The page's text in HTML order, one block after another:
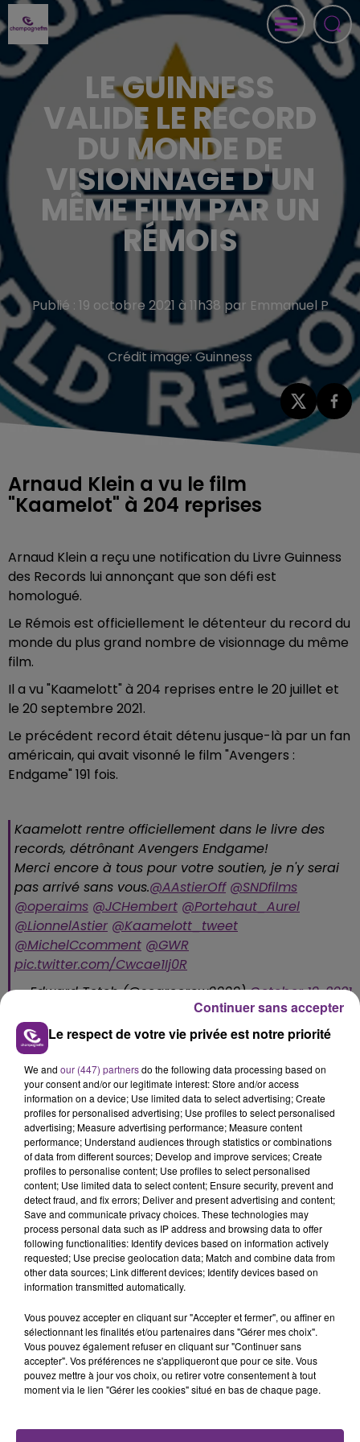
LE GUINNESS
VALIDE LE RECORD
DU MONDE DE
VISIONNAGE D'UN
MÊME FILM PAR UN
RÉMOIS
Publié : 19 octobre 2021 à 11h38 par Emmanuel P
Crédit image:Guinness
Arnaud Klein a vu le film
"Kaamelot" à 204 reprises
Arnaud Klein a reçu une notification du Livre Guinness
des Records lui annonçant que son défi est
homologué.
Le Rémois est officiellement le détenteur du record du
monde du plus grand nombre de visionnage du même
film.
Il a vu "Kaamelott" à 204 reprises entre le 20 juillet et
le 20 septembre 2021.
Le précédent record était détenu jusque-là par un fan
américain, qui avait visonné le film "Avengers :
Endgame" 191 fois.
Kaamelott rentre officiellement dans le livre des
records, détrônant Avengers Endgame!
Merci encore à tous pour votre soutien, je n'y serai
pas arrivé sans vous.@AAstierOff @SNDfilms
@operaims @JCHembert @Portehaut_Aurel
@LionnelAstier @Kaamelott_tweet
@MichelCcomment @GWR
pic.twitter.com/Cwcae1Ij0R
— Edward Tetch (@scarecrow0909)October 19, 2021
Le record est déjà cité sur le site Internet du
Guinness.
FIL D'ACTU
7 août 2026
LA CENTRALE NUCLÉAIRE DE CHOOZ
TOUJOURS À L'ARRÊT
Cela fait déjà une semaine que la centrale
nucléaire ardennaise est à l'arrêt. Une situation
justifiée par la sécheresse intense qui est toujours
présente.
Le respect de votre vie privée est notre priorité
We and our (447) partnersdo the following data processing based on
your consent and/or our legitimate interest: Store and/or access
information on a device; Use limited data to select advertising; Create
profiles for personalised advertising; Use profiles to select personalised
advertising; Measure advertising performance; Measure content
performance; Understand audiences through statistics or combinations
of data from different sources; Develop and improve services; Create
profiles to personalise content; Use profiles to select personalised
content; Use limited data to select content; Ensure security, prevent and
detect fraud, and fix errors; Deliver and present advertising and content;
Save and communicate privacy choices. These technologies may
process personal data such as IP address and browsing data to offer
following functionalities: Identify devices based on information actively
requested; Use precise geolocation data; Match and combine data from
other data sources; Link different devices; Identify devices based on
information transmitted automatically.
Vous pouvez accepter en cliquant sur "Accepter et fermer", ou affiner en
sélectionnant les finalités et/ou partenaires dans "Gérer mes choix".
Vous pouvez également refuser en cliquant sur "Continuer sans
accepter". Vos préférences ne s'appliqueront que pour ce site. Vous
pouvez mettre à jour vos choix, ou retirer votre consentement à tout
moment via le lien "Gérer les cookies" situé en bas de chaque page.
Continuer sans accepter